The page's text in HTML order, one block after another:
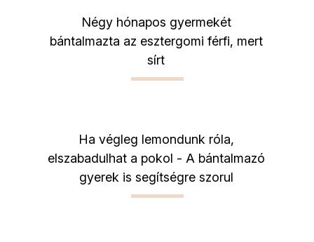
Négy hónapos gyermekét
bántalmazta az esztergomi férfi, mert
sírt
Ha végleg lemondunk róla,
elszabadulhat a pokol - A bántalmazó
gyerek is segítségre szorul